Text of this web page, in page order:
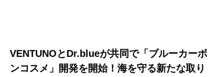
VENTUNOとDr.blueが共同で「ブルーカーボ
ンコスメ」開発を開始！海を守る新たな取り